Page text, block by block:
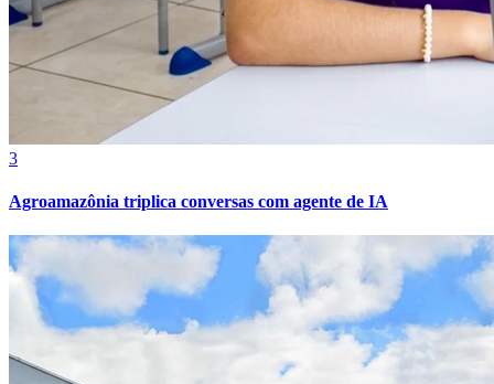
Bragantino
3
Agroamazônia triplica conversas com agente de IA